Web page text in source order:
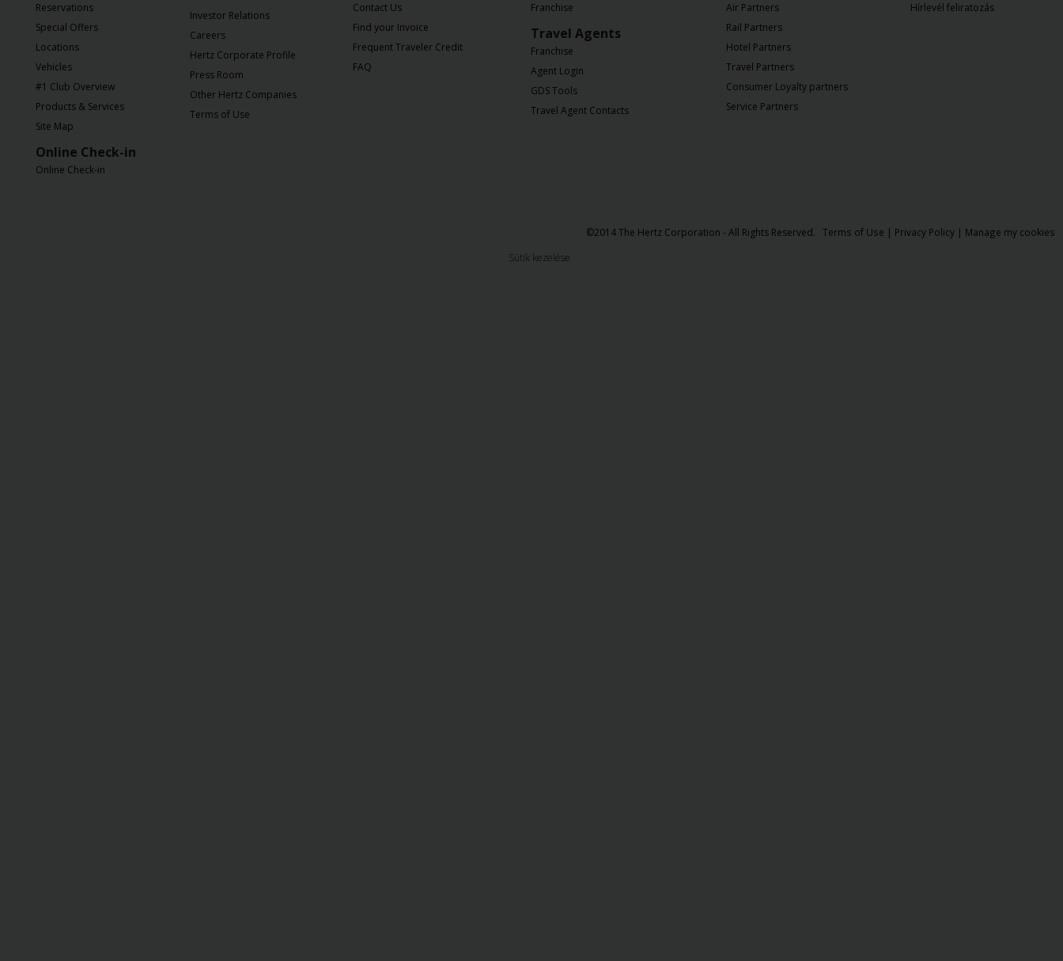
Reservations
Special Offers
Locations
Vehicles
#1 Club Overview
Products & Services
Site Map
Online Check-in
Online Check-in
Investor Relations
Careers
Hertz Corporate Profile
Press Room
Other Hertz Companies
Terms of Use
Contact Us
Find your Invoice
Frequent Traveler Credit
FAQ
Franchise
Travel Agents
Franchise
Agent Login
GDS Tools
Travel Agent Contacts
Air Partners
Rail Partners
Hotel Partners
Travel Partners
Consumer Loyalty partners
Service Partners
Hírlevél feliratozás
©​2014 The Hertz Corporation - All Rights Reserved. Terms of Use | Privacy Policy | Manage my cookies
Sütik kezelése